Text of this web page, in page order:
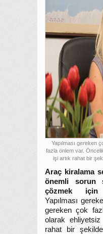
Yapılması gereken
fazla önlem var.
işi artık rahat bir
Araç kiralama
önemli sorun
çözmek için
Yapılması
gereken çok
olarak
rahat bir